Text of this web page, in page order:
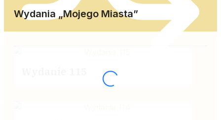
Wydania „Mojego Miasta”